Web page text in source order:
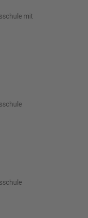
mit